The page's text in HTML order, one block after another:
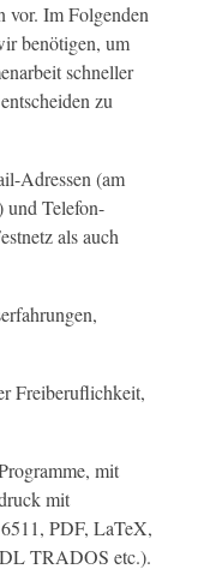
vor. Im Folgenden
benötigen, um
schneller
zu
Adressen (am
und Telefon-
als auch
Freiberuflichkeit,
mit
mit
PDF, LaTeX,
TRADOS etc.).